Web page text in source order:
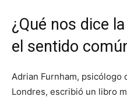
¿Qué nos dice
el sentido
Adrian Furnham, psicólogo
Londres, escribió un libro